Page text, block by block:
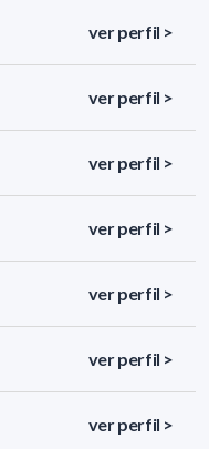
ver perfil >
ver perfil >
ver perfil >
ver perfil >
ver perfil >
ver perfil >
ver perfil >